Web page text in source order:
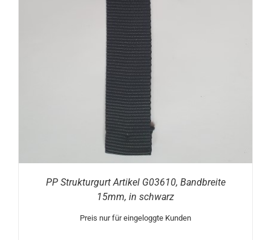
PP Strukturgurt Artikel G03610, Bandbreite
15mm, in schwarz
Preis nur für eingeloggte Kunden